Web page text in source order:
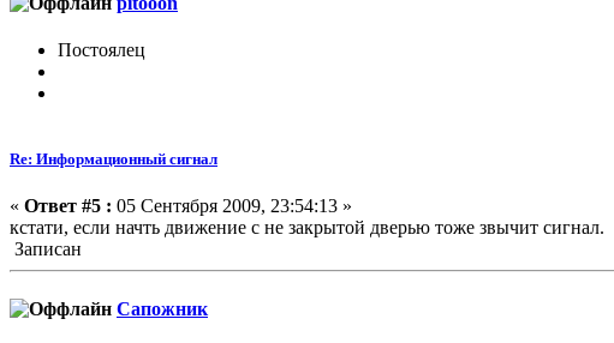
Постоялец
Re: Информационный сигнал
« Ответ #5 : 05 Сентября 2009, 23:54:13 »
кстати, если начть движение с не закрытой дверью тоже звычит сигнал.
Записан
Сапожник